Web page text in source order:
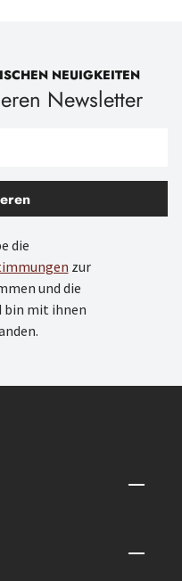
NEUIGKEITEN
Newsletter
die
zur
und die
bin mit ihnen